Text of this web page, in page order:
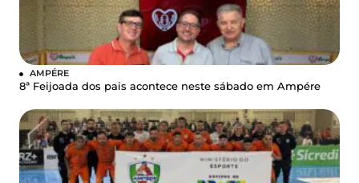
AMPÉRE
8ª Feijoada dos pais acontece neste sábado em Ampére